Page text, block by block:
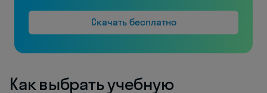
Скачать бесплатно
Как выбрать учебную